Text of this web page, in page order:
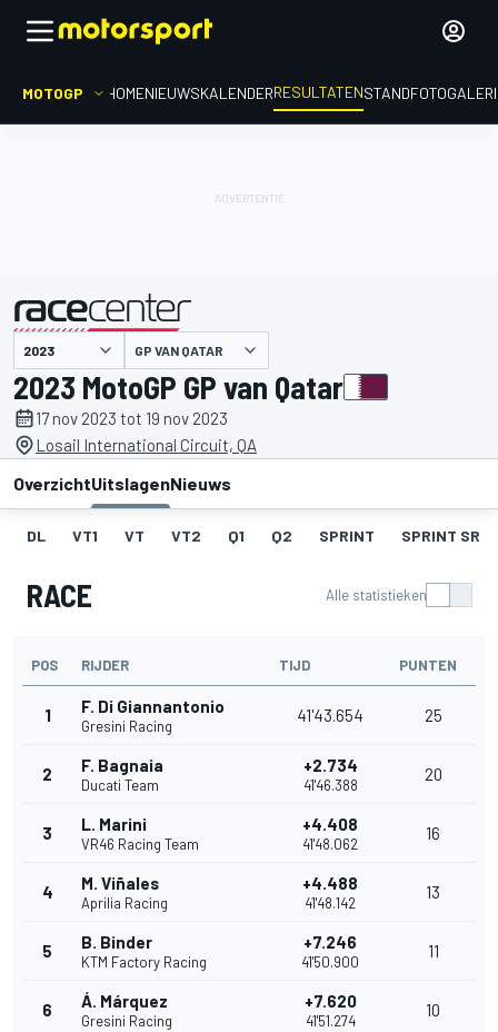
MOTOGP HOMENIEUWSKALENDERRESULTATENSTAND
gepresenteerd door GP VAN QATAR
2023 MotoGP GP van Qatar
17 nov 2023 tot 19 nov 2023
Losail International Circuit, QA
OverzichtUitslagenNieuws
DL VT1 VT VT2 Q1 Q2 SPRINT SPRINT SR
RACE Alle statistieken
POS RIJDER TIJD PUNTEN
1 F. Di Giannantonio
Gresini Racing
41'43.654 25
2 F. Bagnaia
Ducati Team
+2.734
41'46.388
20
3 L. Marini
VR46 Racing Team
+4.408
41'48.062
16
4 M. Viñales
Aprilia Racing
+4.488
41'48.142
13
5 B. Binder
KTM Factory Racing
+7.246
41'50.900
11
6 Á. Márquez
Gresini Racing
+7.620
41'51.274
10